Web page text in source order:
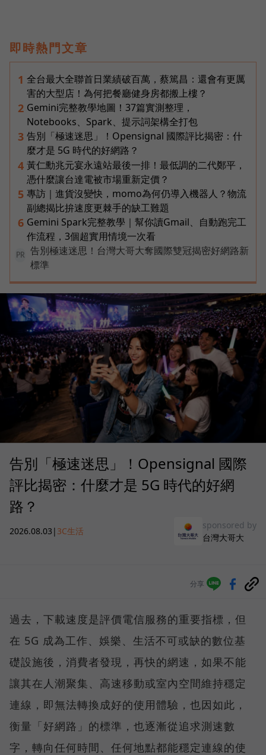
即時熱門文章
1 全台最大全聯首日業績破百萬，蔡篤昌：還會有更厲
害的大型店！為何把餐廳健身房都搬上樓？
2 Gemini完整教學地圖！37篇實測整理，
Notebooks、Spark、提示詞架構全打包
3 告別「極速迷思」！Opensignal 國際評比揭密：什
麼才是 5G 時代的好網路？
4 黃仁勳兆元宴永遠站最後一排！最低調的二代鄭平，
憑什麼讓台達電被市場重新定價？
5 專訪｜進貨沒變快，momo為何仍導入機器人？物流
副總揭比拚速度更棘手的缺工難題
6 Gemini Spark完整教學｜幫你讀Gmail、自動跑完工
作流程，3個超實用情境一次看
PR
告別極速迷思！台灣大哥大奪國際雙冠揭密好網路新
標準
告別「極速迷思」！Opensignal 國際
評比揭密：什麼才是 5G 時代的好網
路？
2026.08.03 | 3C生活
sponsored by
台灣大哥大
分享
過去，下載速度是評價電信服務的重要指標，但
在 5G 成為工作、娛樂、生活不可或缺的數位基
礎設施後，消費者發現，再快的網速，如果不能
讓其在人潮聚集、高速移動或室內空間維持穩定
連線，即無法轉換成好的使用體驗，也因如此，
衡量「好網路」的標準，也逐漸從追求測速數
字，轉向任何時間、任何地點都能穩定連線的使